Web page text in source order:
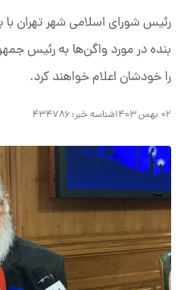
رئیس شورای اسلامی شهر تهران با
بنده در مورد واگن‌ها به رئیس
را خودشان اعلام خواهند کرد.
۰۲ بهمن ۱۴۰۳ شناسه خبر: ۴۳۴۷۸۶